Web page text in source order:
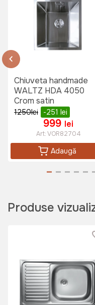
Chiuveta handmade
WALTZ HDA 4050
Crom satin
1250lei -251 lei
999 lei
Art:VOR82704
Adaugă
Produse